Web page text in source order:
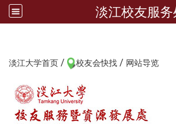
淡江校友服务
淡江大学首页 / 校友会快找 / 网站导览